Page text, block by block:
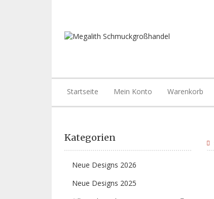
Startseite Mein Konto Warenkorb
Kategorien
Neue Designs 2026
Neue Designs 2025